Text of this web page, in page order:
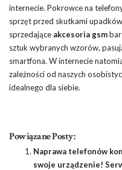
internecie. Pokrowce na
sprzęt przed skutkami
sprzedające akcesoria gsm
sztuk wybranych wzorów,
smartfona. W internecie
zależności od naszych
idealnego dla siebie.
Powiązane Posty:
Naprawa telefonów
swoje urządzenie!